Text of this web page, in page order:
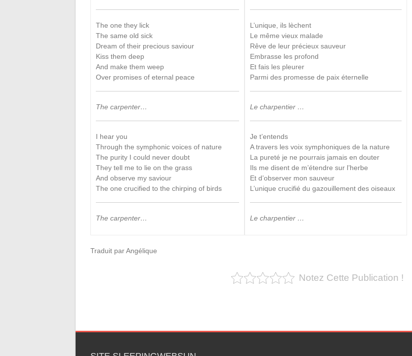
The one they lick
The same old sick
Dream of their precious saviour
Kiss them deep
And make them weep
Over promises of eternal peace
The carpenter…
I hear you
Through the symphonic voices of nature
The purity I could never doubt
They tell me to lie on the grass
And observe my saviour
The one crucified to the chirping of birds
The carpenter…
L’unique, ils lèchent
Le même vieux malade
Rêve de leur précieux sauveur
Embrasse les profond
Et fais les pleurer
Parmi des promesse de paix éternelle
Le charpentier …
Je t’entends
A travers les voix symphoniques de la nature
La pureté je ne pourrais jamais en douter
Ils me disent de m’étendre sur l’herbe
Et d’observer mon sauveur
L’unique crucifié du gazouillement des oiseaux
Le charpentier …
Traduit par Angélique
Notez Cette Publication !